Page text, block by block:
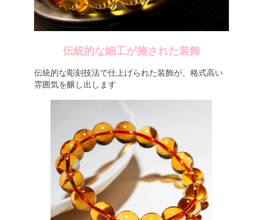
伝統的な細工が施された装飾
伝統的な彫刻技法で仕上げられた装飾が、格式高い
雰囲気を醸し出します